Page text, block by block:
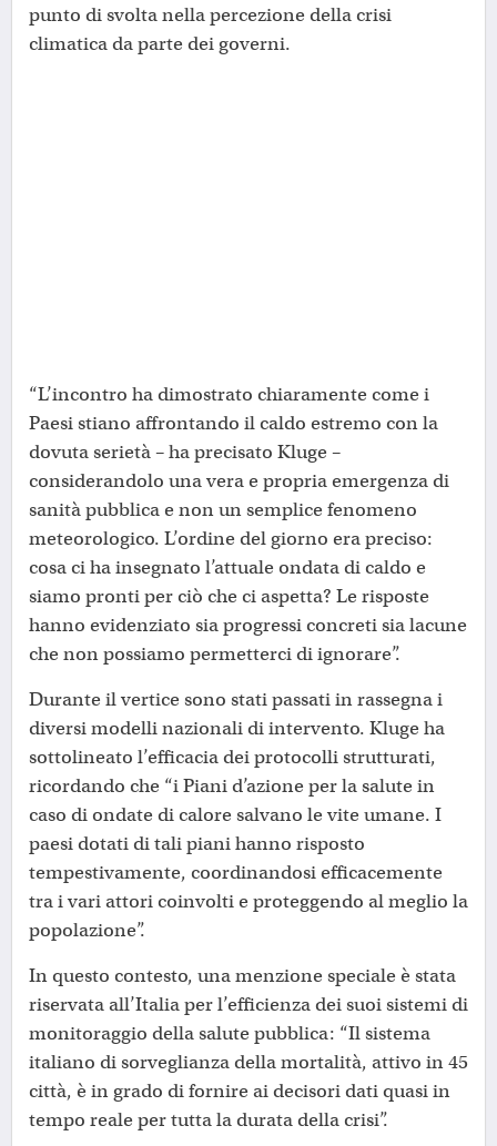
punto di svolta nella percezione della crisi
climatica da parte dei governi.
“L’incontro ha dimostrato chiaramente come i
Paesi stiano affrontando il caldo estremo con la
dovuta serietà – ha precisato Kluge –
considerandolo una vera e propria emergenza di
sanità pubblica e non un semplice fenomeno
meteorologico. L’ordine del giorno era preciso:
cosa ci ha insegnato l’attuale ondata di caldo e
siamo pronti per ciò che ci aspetta? Le risposte
hanno evidenziato sia progressi concreti sia lacune
che non possiamo permetterci di ignorare”.
Durante il vertice sono stati passati in rassegna i
diversi modelli nazionali di intervento. Kluge ha
sottolineato l’efficacia dei protocolli strutturati,
ricordando che “i Piani d’azione per la salute in
caso di ondate di calore salvano le vite umane. I
paesi dotati di tali piani hanno risposto
tempestivamente, coordinandosi efficacemente
tra i vari attori coinvolti e proteggendo al meglio la
popolazione”.
In questo contesto, una menzione speciale è stata
riservata all’Italia per l’efficienza dei suoi sistemi di
monitoraggio della salute pubblica: “Il sistema
italiano di sorveglianza della mortalità, attivo in 45
città, è in grado di fornire ai decisori dati quasi in
tempo reale per tutta la durata della crisi”.